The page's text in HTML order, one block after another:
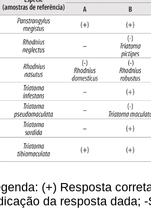
(+) Resposta
da resposta dada;